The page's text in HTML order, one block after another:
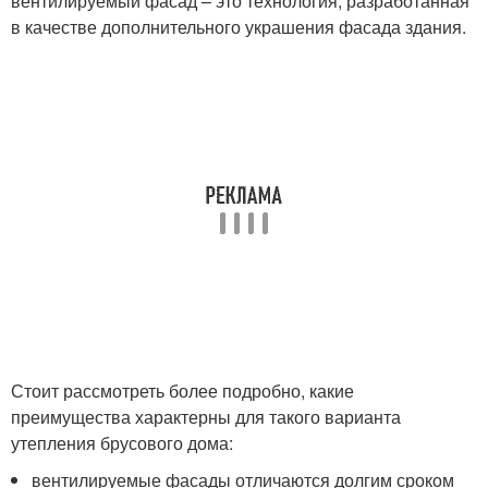
в качестве дополнительного украшения фасада здания.
Стоит рассмотреть более подробно, какие
преимущества характерны для такого варианта
утепления брусового дома:
вентилируемые фасады отличаются долгим сроком